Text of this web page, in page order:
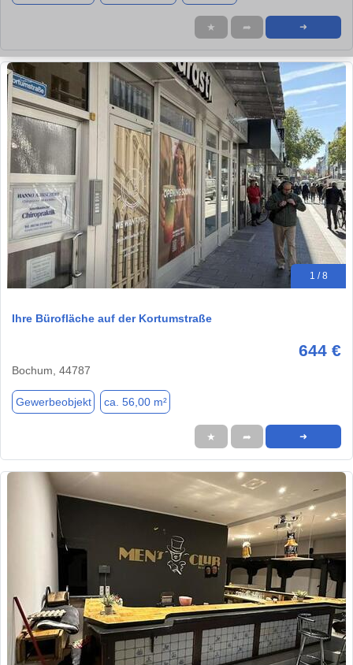
★ ➦ ➜
1 / 8
Ihre Bürofläche auf der Kortumstraße
644 €
Bochum, 44787
Gewerbeobjekt ca. 56,00 m²
★ ➦ ➜